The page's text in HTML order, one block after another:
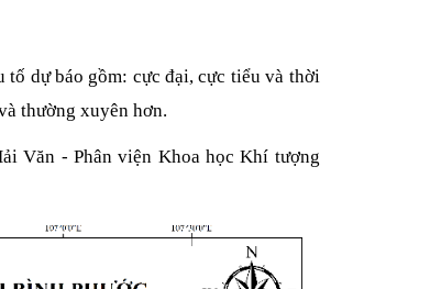
tố dự báo gồm: cực đại, cực tiểu và thời
thường xuyên hơn.
Văn - Phân viện Khoa học Khí tượng